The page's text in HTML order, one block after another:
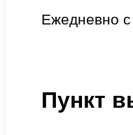
Ежедневно
Пункт